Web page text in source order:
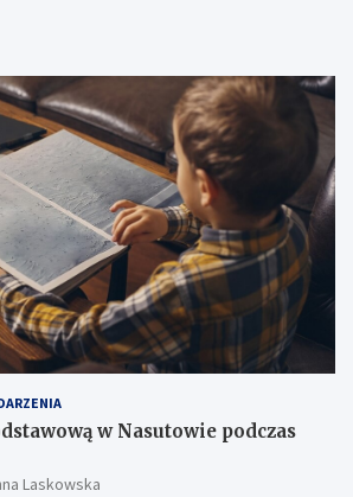
w Nasutowie podczas
Laskowska